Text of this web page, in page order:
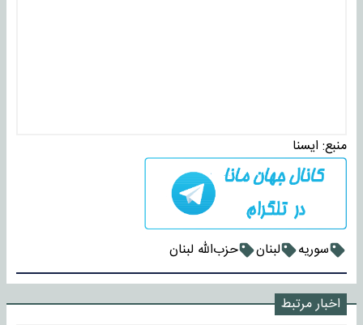
منبع: ايسنا
سوریه لبنان حزب‌الله لبنان
اخبار مرتبط